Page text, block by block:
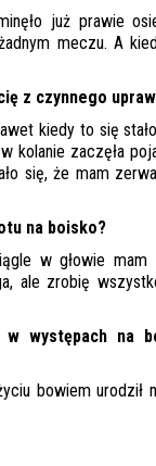
już prawie
meczu. A
z czynnego
kiedy to się
kolanie zaczęła
się, że mam
na boisko?
w głowie
ale zrobię
występach na
bowiem